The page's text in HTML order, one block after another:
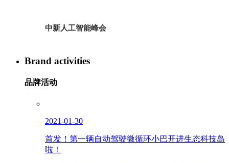
中新人工智能峰会
Brand activities
品牌活动
2021-01-30
首发！第一辆自动驾驶微循环小巴开进生态科技岛
啦！